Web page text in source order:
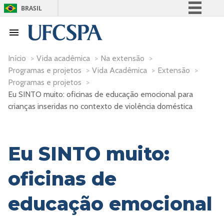
BRASIL
Participe
Acesso à informação
Canais
Início > Vida acadêmica > Na extensão >
Programas e projetos > Vida Acadêmica > Extensão >
Programas e projetos >
Eu SINTO muito: oficinas de educação emocional para
crianças inseridas no contexto de violência doméstica
Eu SINTO muito:
oficinas de
educação emocional